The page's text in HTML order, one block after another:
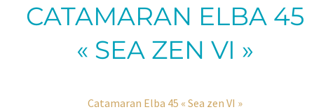
CATAMARAN ELBA 45
« SEA ZEN VI »
Catamaran Elba 45 « Sea zen VI »